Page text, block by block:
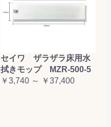
セイワ ザラザラ床用水
拭きモップ MZR-500-5
￥3,740 ～ ￥37,400